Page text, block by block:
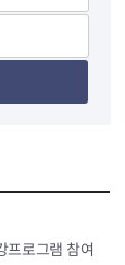
프로그램 참여